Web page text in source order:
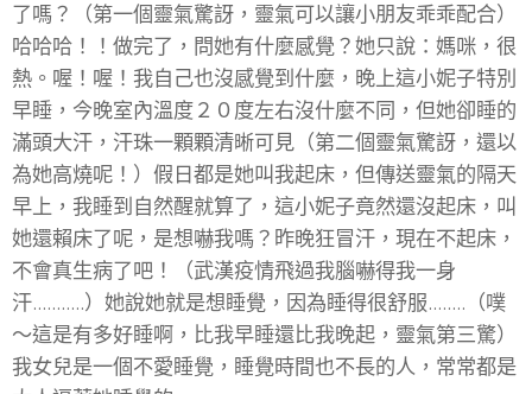
了嗎？（第一個靈氣驚訝，靈氣可以讓小朋友乖乖配合）
哈哈哈！！做完了，問她有什麼感覺？她只說：媽咪，很
熱。喔！喔！我自己也沒感覺到什麼，晚上這小妮子特別
早睡，今晚室內溫度２０度左右沒什麼不同，但她卻睡的
滿頭大汗，汗珠一顆顆清晰可見（第二個靈氣驚訝，還以
為她高燒呢！）假日都是她叫我起床，但傳送靈氣的隔天
早上，我睡到自然醒就算了，這小妮子竟然還沒起床，叫
她還賴床了呢，是想嚇我嗎？昨晚狂冒汗，現在不起床，
不會真生病了吧！（武漢疫情飛過我腦嚇得我一身
汗...........）她說她就是想睡覺，因為睡得很舒服........（噗
～這是有多好睡啊，比我早睡還比我晚起，靈氣第三驚）
我女兒是一個不愛睡覺，睡覺時間也不長的人，常常都是